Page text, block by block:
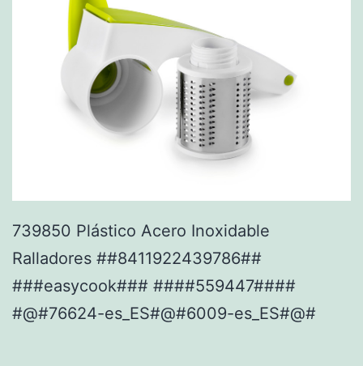
739850 Plástico Acero Inoxidable
Ralladores ##8411922439786##
###easycook### ####559447####
#@#76624-es_ES#@#6009-es_ES#@#